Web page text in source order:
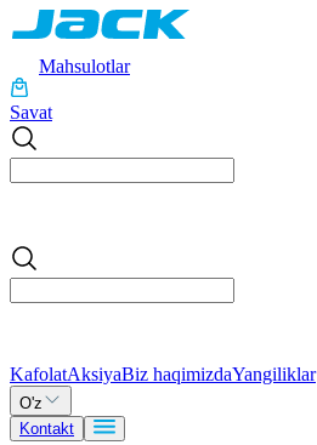
Mahsulotlar
Savat
KafolatAksiyaBiz haqimizdaYangiliklar
O'z
Kontakt